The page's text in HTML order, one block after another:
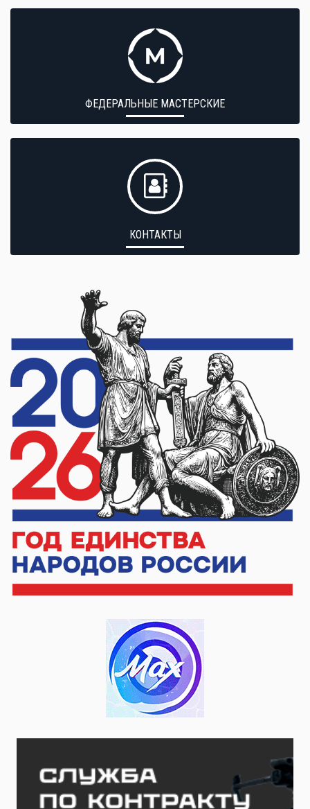
ФЕДЕРАЛЬНЫЕ МАСТЕРСКИЕ
КОНТАКТЫ